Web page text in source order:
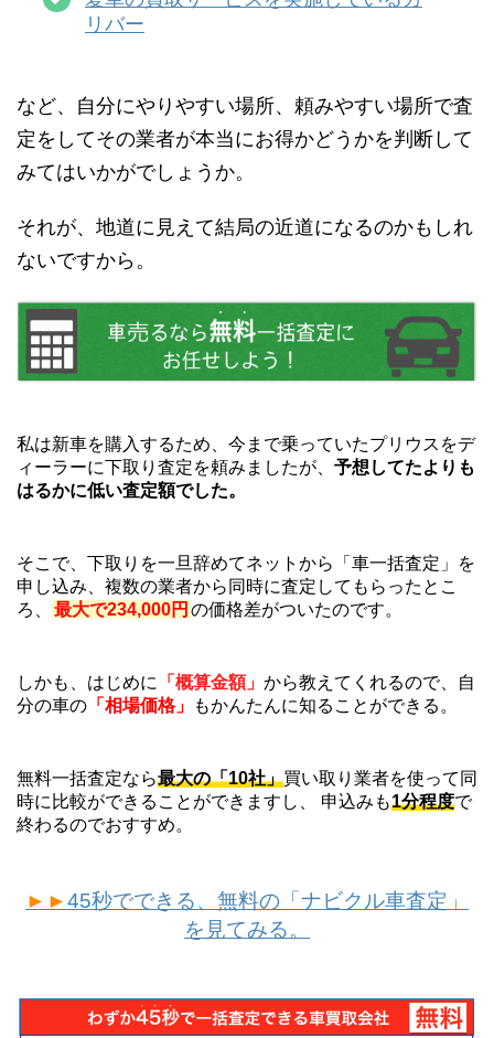
リバー
など、自分にやりやすい場所、頼みやすい場所で査
定をしてその業者が本当にお得かどうかを判断して
みてはいかがでしょうか。
それが、地道に見えて結局の近道になるのかもしれ
ないですから。
私は新車を購入するため、今まで乗っていたプリウスをデ
ィーラーに下取り査定を頼みましたが、 予想してたよりも
はるかに低い査定額でした。
そこで、下取りを一旦辞めてネットから「車一括査定」を
申し込み、複数の業者から同時に査定してもらったとこ
ろ、
最大で234,000円 の価格差がついたのです。
しかも、はじめに 「概算金額」 から教えてくれるので、自
分の車の 「相場価格」 もかんたんに知ることができる。
無料一括査定なら最大の「10社」買い取り業者を使って同
時に比較ができることができますし、 申込みも1分程度で
終わるのでおすすめ。
►►45秒でできる、無料の「ナビクル車査定」
を見てみる。